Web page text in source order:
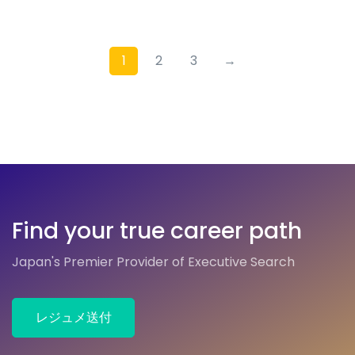
1 2 3 →
Find your true career path
Japan's Premier Provider of Executive Search
レジュメ送付